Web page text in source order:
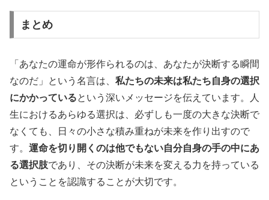
まとめ
「あなたの運命が形作られるのは、あなたが決断する瞬間
なのだ」という名言は、 私たちの未来は私たち自身の選択
にかかっているという深いメッセージを伝えています。人
生におけるあらゆる選択は、必ずしも一度の大きな決断で
なくても、日々の小さな積み重ねが未来を作り出すので
す。 運命を切り開くのは他でもない自分自身の手の中にあ
る選択肢であり、その決断が未来を変える力を持っている
ということを認識することが大切です。